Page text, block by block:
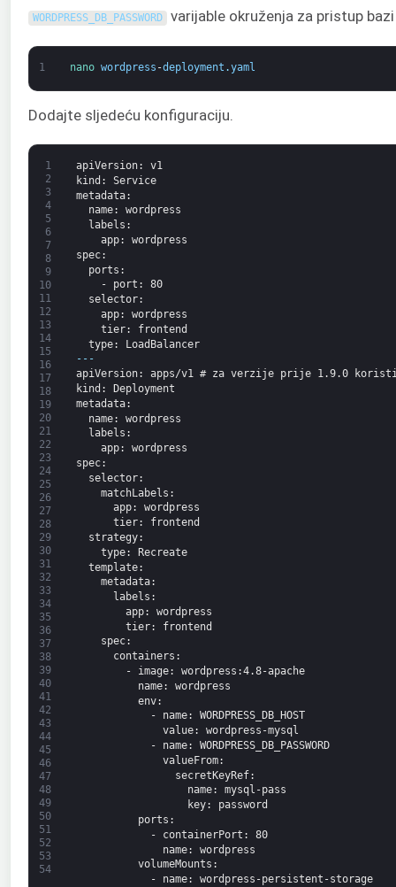
WORDPRESS_DB_PASSWORD varijable okruženja za pristup
1 nano wordpress -deployment .yaml
Dodajte sljedeću konfiguraciju.
1
2
3
4
5
6
7
8
9
10
11
12
13
14
15
16
17
18
19
20
21
22
23
24
25
26
27
28
29
30
31
32
33
34
35
36
37
38
39
40
41
42
43
44
45
46
47
48
49
50
51
52
53
54
apiVersion: v1
kind : Service
metadata:
name: wordpress
labels :
app: wordpress
spec:
ports :
-
port : 80
selector:
app: wordpress
tier: frontend
type: LoadBalancer
---
apiVersion: apps/v1 # za verzije prije 1.9.0
kind : Deployment
metadata:
name: wordpress
labels :
app: wordpress
spec:
selector:
matchLabels :
app: wordpress
tier: frontend
strategy:
type: Recreate
template:
metadata:
labels :
app: wordpress
tier: frontend
spec:
containers :
-
image: wordpress :4.8-apache
name: wordpress
env:
-
name: WORDPRESS_DB_HOST
value: wordpress-mysql
-
name: WORDPRESS_DB_PASSWORD
valueFrom:
secretKeyRef:
name: mysql-pass
key: password
ports :
-
containerPort : 80
name: wordpress
volumeMounts :
-
name: wordpress-persistent-storage